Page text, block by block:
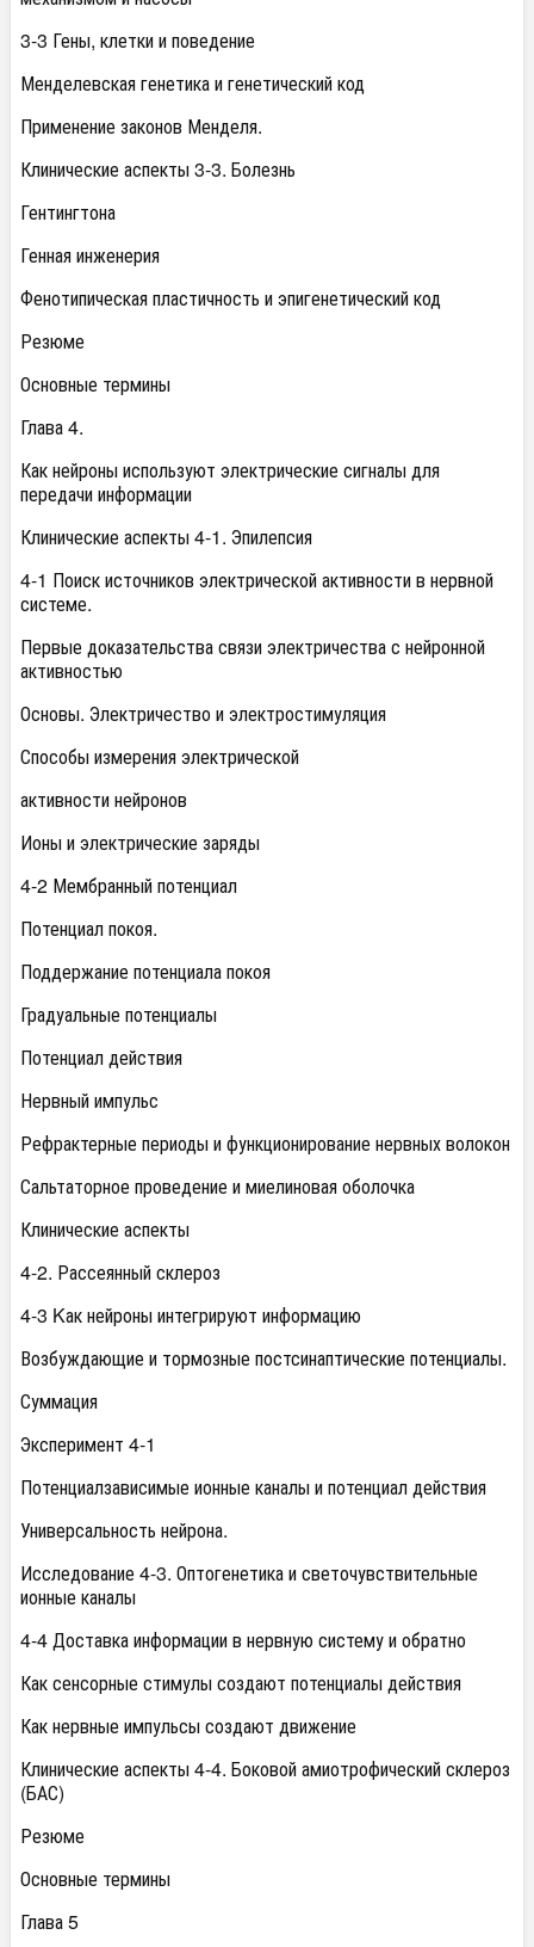
3-3 Гены, клетки и поведение
Менделевская генетика и генетический код
Применение законов Менделя.
Клинические аспекты 3-3. Болезнь
Гентингтона
Генная инженерия
Фенотипическая пластичность и эпигенетический код
Резюме
Основные термины
Глава 4.
Как нейроны используют электрические сигналы для
передачи информации
Клинические аспекты 4-1. Эпилепсия
4-1 Поиск источников электрической активности в нервной
системе.
Первые доказательства связи электричества с нейронной
активностью
Основы. Электричество и электростимуляция
Способы измерения электрической
активности нейронов
Ионы и электрические заряды
4-2 Мембранный потенциал
Потенциал покоя.
Поддержание потенциала покоя
Градуальные потенциалы
Потенциал действия
Нервный импульс
Рефрактерные периоды и функционирование нервных волокон
Сальтаторное проведение и миелиновая оболочка
Клинические аспекты
4-2. Рассеянный склероз
4-3 Kак нейроны интегрируют информацию
Возбуждающие и тормозные постсинаптические потенциалы.
Суммация
Эксперимент 4-1
Потенциалзависимые ионные каналы и потенциал действия
Универсальность нейрона.
Исследование 4-3. Оптогенетика и светочувствительные
ионные каналы
4-4 Доставка информации в нервную систему и обратно
Как сенсорные стимулы создают потенциалы действия
Как нервные импульсы создают движение
Клинические аспекты 4-4. Боковой амиотрофический склероз
(БАС)
Резюме
Основные термины
Глава 5